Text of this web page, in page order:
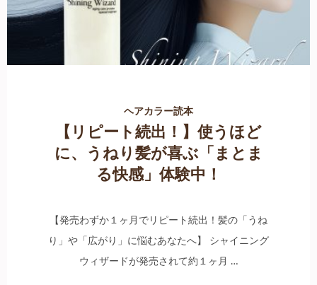
ヘアカラー読本
【リピート続出！】使うほど
に、うねり髪が喜ぶ「まとま
る快感」体験中！
【発売わずか１ヶ月でリピート続出！髪の「うね
り」や「広がり」に悩むあなたへ】 シャイニング
ウィザードが発売されて約１ヶ月 …